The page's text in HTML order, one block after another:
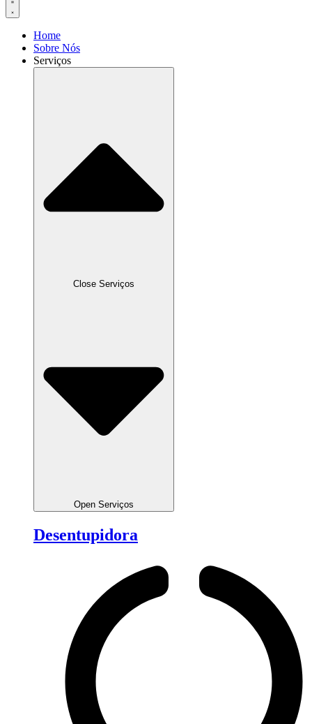
Home
Sobre Nós
Serviços
Close Serviços
Open Serviços
Desentupidora